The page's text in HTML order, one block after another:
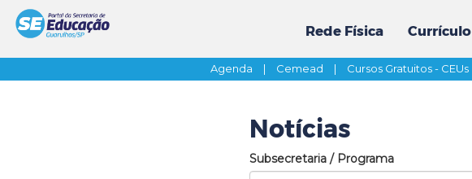
Rede Física Currículo
Agenda | Cemead | Cursos Gratuitos - CEUs
Notícias
Subsecretaria / Programa